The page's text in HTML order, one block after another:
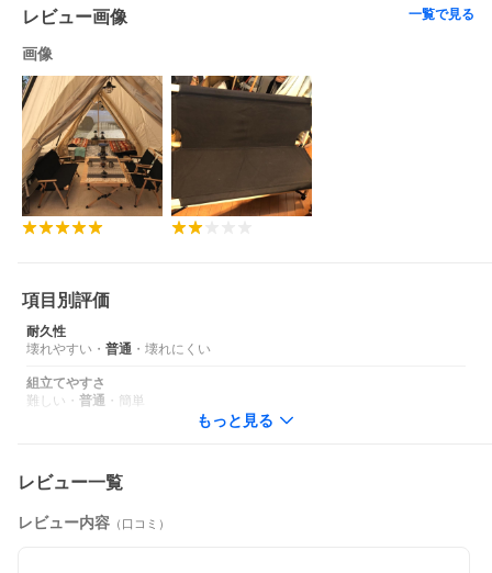
レビュー画像 一覧で見る
画像
項目別評価
耐久性
壊れやすい ・ 普通 ・ 壊れにくい
組立てやすさ
難しい ・ 普通 ・ 簡単
もっと見る
レビュー一覧
レビュー内容 （口コミ）